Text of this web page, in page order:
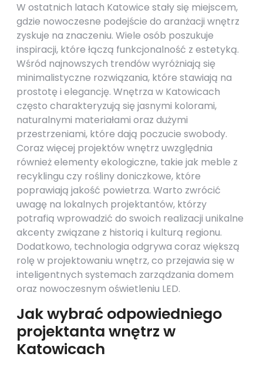
W ostatnich latach Katowice stały się miejscem,
gdzie nowoczesne podejście do aranżacji wnętrz
zyskuje na znaczeniu. Wiele osób poszukuje
inspiracji, które łączą funkcjonalność z estetyką.
Wśród najnowszych trendów wyróżniają się
minimalistyczne rozwiązania, które stawiają na
prostotę i elegancję. Wnętrza w Katowicach
często charakteryzują się jasnymi kolorami,
naturalnymi materiałami oraz dużymi
przestrzeniami, które dają poczucie swobody.
Coraz więcej projektów wnętrz uwzględnia
również elementy ekologiczne, takie jak meble z
recyklingu czy rośliny doniczkowe, które
poprawiają jakość powietrza. Warto zwrócić
uwagę na lokalnych projektantów, którzy
potrafią wprowadzić do swoich realizacji unikalne
akcenty związane z historią i kulturą regionu.
Dodatkowo, technologia odgrywa coraz większą
rolę w projektowaniu wnętrz, co przejawia się w
inteligentnych systemach zarządzania domem
oraz nowoczesnym oświetleniu LED.
Jak wybrać odpowiedniego
projektanta wnętrz w
Katowicach